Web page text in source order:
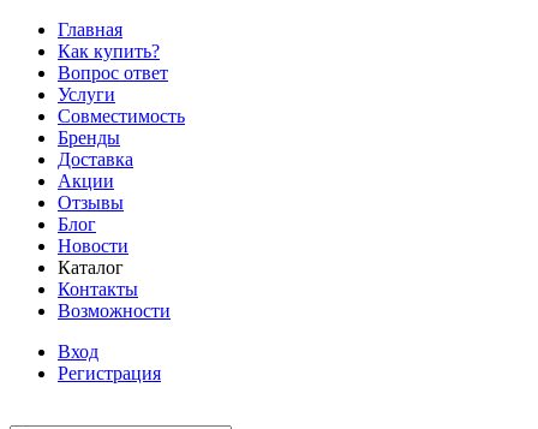
Главная
Как купить?
Вопрос ответ
Услуги
Совместимость
Бренды
Доставка
Акции
Отзывы
Блог
Новости
Каталог
Контакты
Возможности
Вход
Регистрация